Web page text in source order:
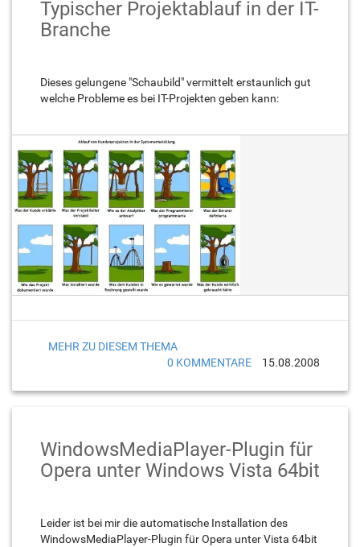
Typischer Projektablauf in der IT-
Branche
Dieses gelungene "Schaubild" vermittelt erstaunlich gut
welche Probleme es bei IT-Projekten geben kann:
MEHR ZU DIESEM THEMA
0 KOMMENTARE
15.08.2008
WindowsMediaPlayer-Plugin für
Opera unter Windows Vista 64bit
Leider ist bei mir die automatische Installation des
WindowsMediaPlayer-Plugin für Opera unter Vista 64bit